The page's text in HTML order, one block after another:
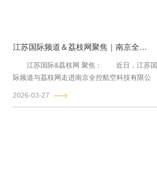
江苏国际频道＆荔枝网聚焦｜南京全控科技有限公司接受专访，展现核心实力
江苏国际&荔枝网 聚焦： 近日，江苏国
际频道与荔枝网走进南京全控航空科技有限公
2026-03-27